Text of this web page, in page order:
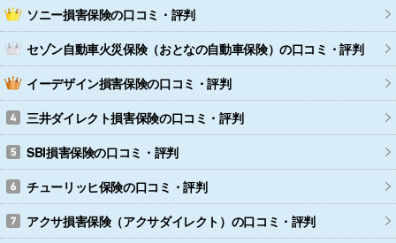
ソニー損害保険の口コミ・評判
セゾン自動車火災保険（おとなの自動車保険）の口コミ・評判
イーデザイン損害保険の口コミ・評判
三井ダイレクト損害保険の口コミ・評判
SBI損害保険の口コミ・評判
チューリッヒ保険の口コミ・評判
アクサ損害保険（アクサダイレクト） の口コミ・評判